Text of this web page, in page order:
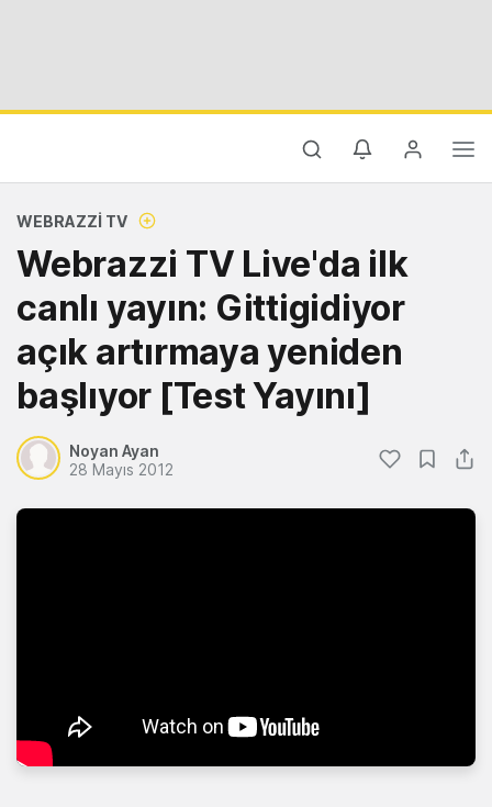
WEBRAZZI TV
Webrazzi TV Live'da ilk
canlı yayın: Gittigidiyor
açık artırmaya yeniden
başlıyor [Test Yayını]
Noyan Ayan
28 Mayıs 2012